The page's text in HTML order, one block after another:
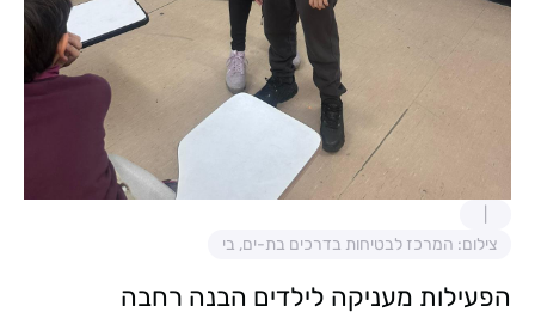
צילום: המרכז לבטיחות בדרכים בת-ים, בי
הפעילות מעניקה לילדים הבנה רחבה